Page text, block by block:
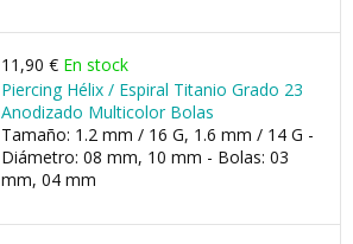
11,90 € En stock
Piercing Hélix / Espiral Titanio Grado 23
Anodizado Multicolor Bolas
Tamaño: 1.2 mm / 16 G, 1.6 mm / 14 G -
Diámetro: 08 mm, 10 mm - Bolas: 03
mm, 04 mm